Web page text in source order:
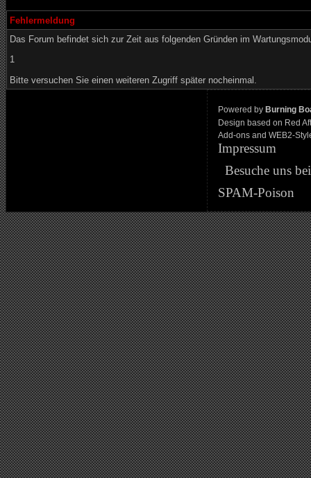
Fehlermeldung
Das Forum befindet sich zur Zeit aus folgenden Gründen im
1
Bitte versuchen Sie einen weiteren Zugriff später nocheinmal.
Powered by Burning
Design based on Red
Add-ons and WEB2-
Impressum
Besuche uns
SPAM-Poison